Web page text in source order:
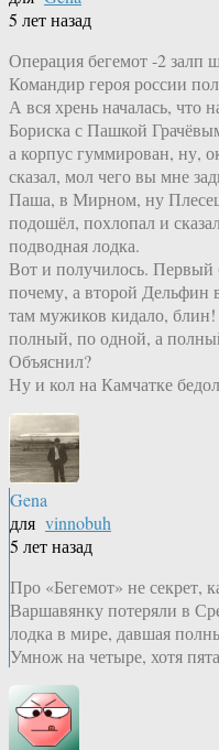
5 лет назад
Операция бегемот -2 залп
Командир героя россии
А вся хрень началась, что
Бориска с Пашкой
а корпус гуммирован, ну,
сказал, мол чего вы мне
Паша, в Мирном, ну
подошёл, похлопал и
подводная лодка.
Вот и получилось. Первый
почему, а второй Дельфин
там мужиков кидало,
полный, по одной, а
Объяснил?
Ну и кол на Камчатке
Gena
для vinnobuh
5 лет назад
Про «Бегемот» не
Варшавянку потеряли в
лодка в мире, давшая
Умнож на четыре, хотя